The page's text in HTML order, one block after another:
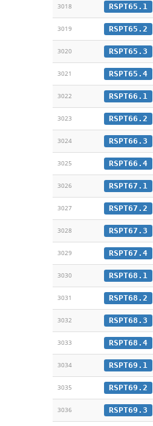
3018 RSPT65.1
3019 RSPT65.2
3020 RSPT65.3
3021 RSPT65.4
3022 RSPT66.1
3023 RSPT66.2
3024 RSPT66.3
3025 RSPT66.4
3026 RSPT67.1
3027 RSPT67.2
3028 RSPT67.3
3029 RSPT67.4
3030 RSPT68.1
3031 RSPT68.2
3032 RSPT68.3
3033 RSPT68.4
3034 RSPT69.1
3035 RSPT69.2
3036 RSPT69.3